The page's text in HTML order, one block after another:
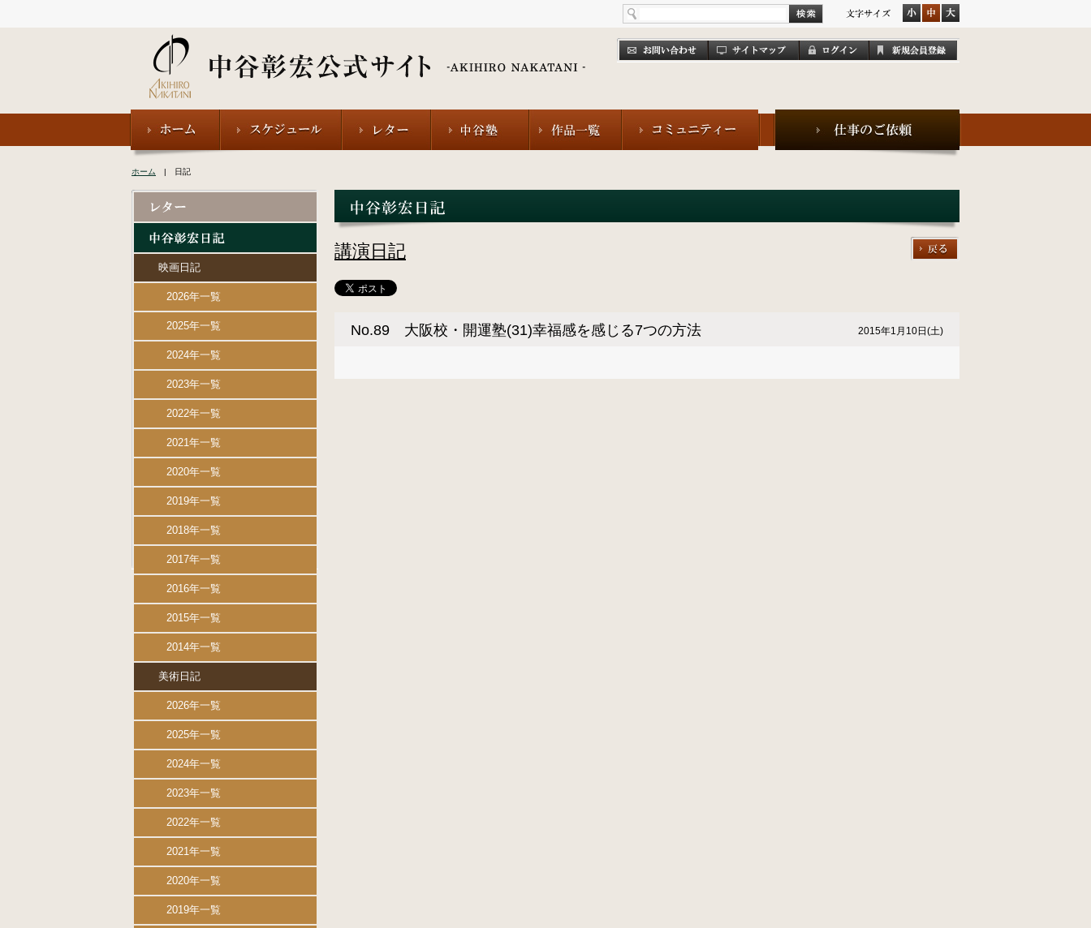
ホーム | 日記
講演日記
No.89 大阪校・開運塾(31)幸福感を感じる7つの方法 2015年1月10日(土)
映画日記
2026年一覧
2025年一覧
2024年一覧
2023年一覧
2022年一覧
2021年一覧
2020年一覧
2019年一覧
2018年一覧
2017年一覧
2016年一覧
2015年一覧
2014年一覧
美術日記
2026年一覧
2025年一覧
2024年一覧
2023年一覧
2022年一覧
2021年一覧
2020年一覧
2019年一覧